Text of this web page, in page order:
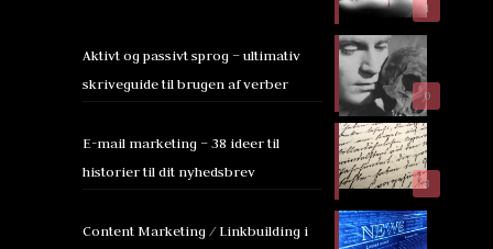
1
0
Aktivt og passivt sprog – ultimativ
skriveguide til brugen af verber
3
E-mail marketing – 38 ideer til
historier til dit nyhedsbrev
Content Marketing / Linkbuilding i